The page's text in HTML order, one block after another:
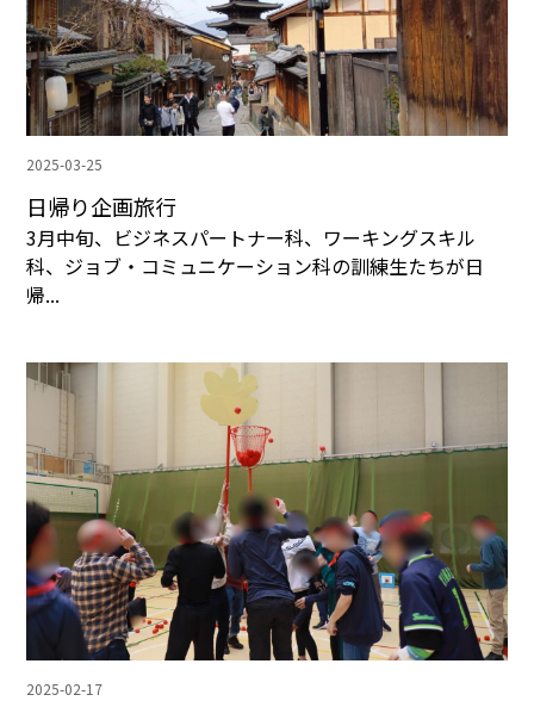
2025-03-25
日帰り企画旅行
3月中旬、ビジネスパートナー科、ワーキングスキル
科、ジョブ・コミュニケーション科の訓練生たちが日
帰...
2025-02-17